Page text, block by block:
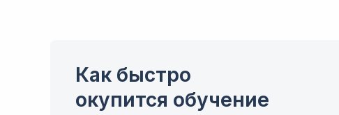
Как быстро
окупится обучение